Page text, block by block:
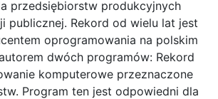
przedsiębiorstw produkcyjnych
publicznej. Rekord od wielu lat jest
oprogramowania na polskim
dwóch programów: Rekord
komputerowe przeznaczone
Program ten jest odpowiedni dla